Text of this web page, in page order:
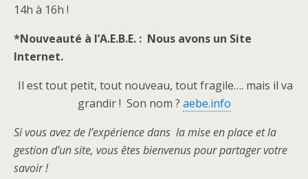
14h à 16h !
*Nouveauté à l’A.E.B.E. : Nous avons un Site
Internet.
Il est tout petit, tout nouveau, tout fragile…. mais il va
grandir ! Son nom ? aebe.info
Si vous avez de l’expérience dans la mise en place et la
gestion d’un site, vous êtes bienvenus pour partager votre
savoir !